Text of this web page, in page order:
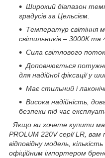
Широкий діапазон
градусів за Цельсієм.
Температур світіння
світильників – 3000К та
Сила світлового
Доповнюється
для надійної фіксації у
Має стильний і
Висока надійність,
безпеки під час
Якщо ви хочете купити
PROLUM 220V серії LR,
відповідну модель,
офіційним імпортером